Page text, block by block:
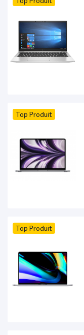
Top Produit
Top Produit